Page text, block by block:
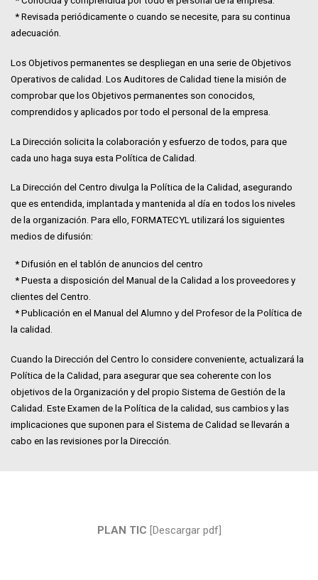
* Revisada periódicamente o cuando se necesite, para su continua
adecuación.
Los Objetivos permanentes se despliegan en una serie de Objetivos
Operativos de calidad. Los Auditores de Calidad tiene la misión de
comprobar que los Objetivos permanentes son conocidos,
comprendidos y aplicados por todo el personal de la empresa.
La Dirección solicita la colaboración y esfuerzo de todos, para que
cada uno haga suya esta Política de Calidad.
La Dirección del Centro divulga la Política de la Calidad, asegurando
que es entendida, implantada y mantenida al día en todos los niveles
de la organización. Para ello, FORMATECYL utilizará los siguientes
medios de difusión:
* Difusión en el tablón de anuncios del centro
* Puesta a disposición del Manual de la Calidad a los proveedores y
clientes del Centro.
* Publicación en el Manual del Alumno y del Profesor de la Política de
la calidad.
Cuando la Dirección del Centro lo considere conveniente, actualizará la
Política de la Calidad, para asegurar que sea coherente con los
objetivos de la Organización y del propio Sistema de Gestión de la
Calidad. Este Examen de la Política de la calidad, sus cambios y las
implicaciones que suponen para el Sistema de Calidad se llevarán a
cabo en las revisiones por la Dirección.
PLAN TIC [Descargar pdf]